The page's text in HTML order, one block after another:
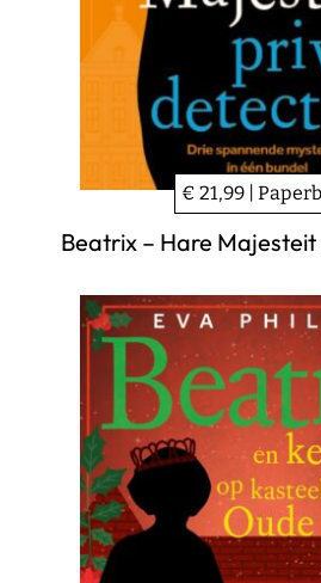
€ 21,99 |
Beatrix – Hare